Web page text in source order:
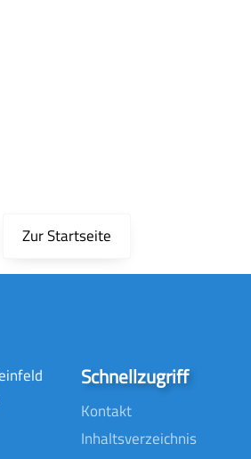
Zur Startseite
Schnellzugriff
Kontakt
Inhaltsverzeichnis